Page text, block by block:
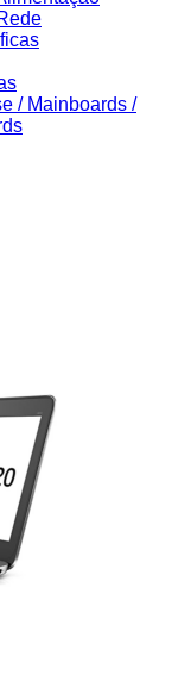
/ Mainboards /